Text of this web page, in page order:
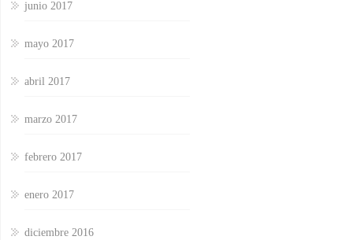
junio 2017
mayo 2017
abril 2017
marzo 2017
febrero 2017
enero 2017
diciembre 2016